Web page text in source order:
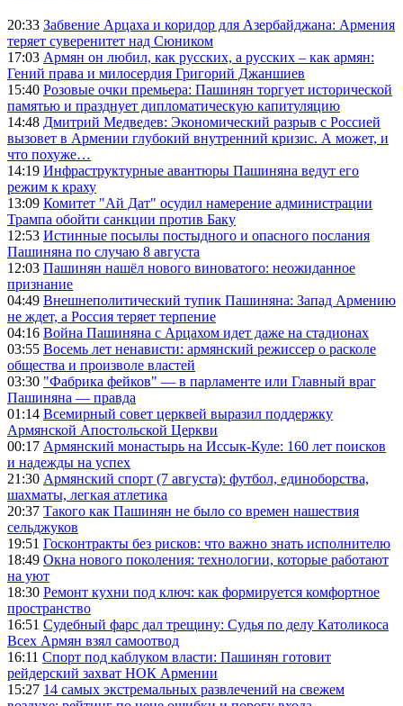
20:33 Забвение Арцаха и коридор для Азербайджана: Армения
теряет суверенитет над Сюником
17:03 Армян он любил, как русских, а русских – как армян:
Гений права и милосердия Григорий Джаншиев
15:40 Розовые очки премьера: Пашинян торгует исторической
памятью и празднует дипломатическую капитуляцию
14:48 Дмитрий Медведев: Экономический разрыв с Россией
вызовет в Армении глубокий внутренний кризис. А может, и
что похуже…
14:19 Инфраструктурные авантюры Пашиняна ведут его
режим к краху
13:09 Комитет "Ай Дат" осудил намерение администрации
Трампа обойти санкции против Баку
12:53 Истинные посылы постыдного и опасного послания
Пашиняна по случаю 8 августа
12:03 Пашинян нашёл нового виноватого: неожиданное
признание
04:49 Внешнеполитический тупик Пашиняна: Запад Армению
не ждет, а Россия теряет терпение
04:16 Война Пашиняна с Арцахом идет даже на стадионах
03:55 Восемь лет ненависти: армянский режиссер о расколе
общества и произволе властей
03:30 "Фабрика фейков" — в парламенте или Главный враг
Пашиняна — правда
01:14 Всемирный совет церквей выразил поддержку
Армянской Апостольской Церкви
00:17 Армянский монастырь на Иссык-Куле: 160 лет поисков
и надежды на успех
21:30 Армянский спорт (7 августа): футбол, единоборства,
шахматы, легкая атлетика
20:37 Такого как Пашинян не было со времен нашествия
сельджуков
19:51 Госконтракты без рисков: что важно знать исполнителю
18:49 Окна нового поколения: технологии, которые работают
на уют
18:30 Ремонт кухни под ключ: как формируется комфортное
пространство
16:51 Судебный фарс дал трещину: Судья по делу Католикоса
Всех Армян взял самоотвод
16:11 Спорт под каблуком власти: Пашинян готовит
рейдерский захват НОК Армении
15:27 14 самых экстремальных развлечений на свежем